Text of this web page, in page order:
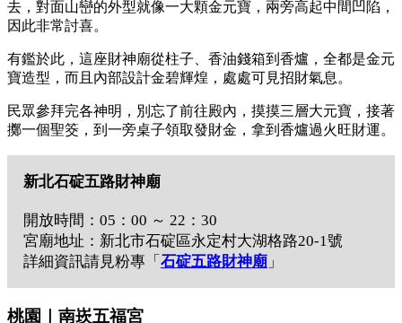
去，對面山巒的外型就像一大顆金元寶，兩旁高起中間凹陷，
因此非常討喜。
有鑑於此，這座財神廟從柱子、香油錢箱到香爐，全都是金元
寶造型，而且內部設計金碧輝煌，處處可見招財氣息。
民眾參拜完各神明，別忘了前往殿內，摸摸三層大元寶，接著
擲一個聖筊，到一旁桌子領取發財金，拿到香爐過火旺財運。
新北石碇五路財神廟
開放時間：05：00 ～ 22：30
宮廟地址：新北市石碇區永定村大湖格路20-1號
詳細資訊請見粉專「 石碇五路財神廟 」
桃園｜南崁五福宮